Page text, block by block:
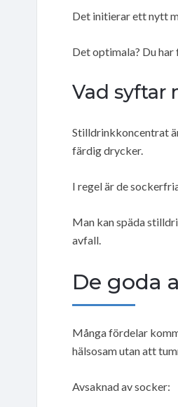
Det initierar ett nytt
Det optimala? Du
Vad syftar
Stilldrinkkoncentrat
färdig drycker.
I regel är de
Man kan späda
avfall.
De goda
Många fördelar
hälsosam utan att
Avsaknad av socker: